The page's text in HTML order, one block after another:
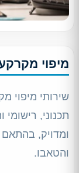
מיפוי
שירותי מיפוי
תכנוני,
ומדויק,
והטאבו.